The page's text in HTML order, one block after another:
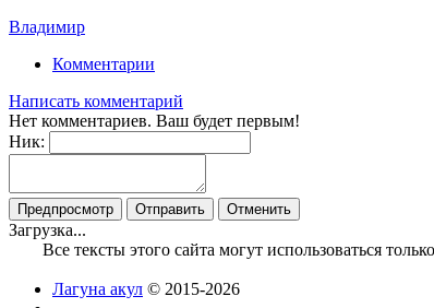
Владимир
Комментарии
Написать комментарий
Нет комментариев. Ваш будет первым!
Ник:
Загрузка...
Все тексты этого сайта могут использоваться
Лагуна акул © 2015-2026